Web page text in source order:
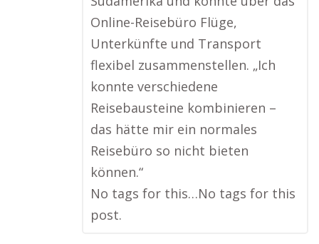
Online-Reisebüro Flüge,
Unterkünfte und Transport
flexibel zusammenstellen. „Ich
konnte verschiedene
Reisebausteine kombinieren –
das hätte mir ein normales
Reisebüro so nicht bieten
können.“
No tags for this…No tags for this
post.